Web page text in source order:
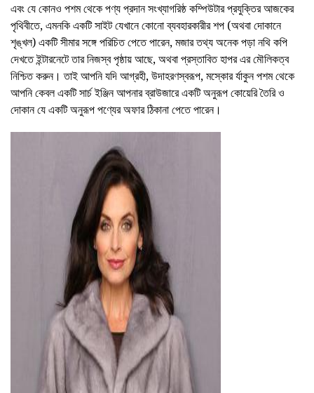
এবং যে কোনও পশম থেকে পণ্য প্রদান সংখ্যাগরিষ্ঠ কম্পিউটার প্রযুক্তির আজকের
পৃথিবীতে, এমনকি একটি সাইট যেখানে কোনো ব্যবহারকারীর শপ (অথবা দোকানে
শৃঙ্খল) একটি সীমার সঙ্গে পরিচিত পেতে পারেন, মজার তথ্য অনেক পড়া নথি কপি
দেখতে ইন্টারনেটে তার নিজস্ব পৃষ্ঠায় আছে, অথবা প্রস্তাবিত হাপর এর মৌলিকত্ব
নিশ্চিত করুন। তাই আপনি যদি আগ্রহী, উদাহরণস্বরূপ, মস্কোর র্যাকুন পশম থেকে
আপনি কেবল একটি সার্চ ইঞ্জিন আপনার ব্রাউজারে একটি অনুরূপ কোয়েরি তৈরি ও
দোকান যে একটি অনুরূপ পণ্যের অফার ঠিকানা পেতে পারেন।